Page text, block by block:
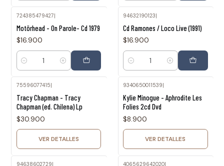
724385479427|
Motörhead - On Parole- Cd 1979
$16.900
Cantidad
94632190123|
Cd Ramones / Loco Live (1991)
$16.900
Cantidad
75596077415
Tracy Chapman - Tracy
Chapman (ed. Chilena) Lp
$30.900
VER DETALLES
9340650011539
Kylie Minogue - Aphrodite Les
Folies 2cd Dvd
$8.900
VER DETALLES
94638602729| 4065629642020|